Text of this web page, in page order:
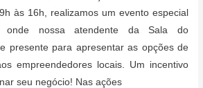
às 16h, realizamos um evento especial
onde nossa atendente da Sala do
presente para apresentar as opções de
empreendedores locais. Um incentivo
seu negócio! Nas ações